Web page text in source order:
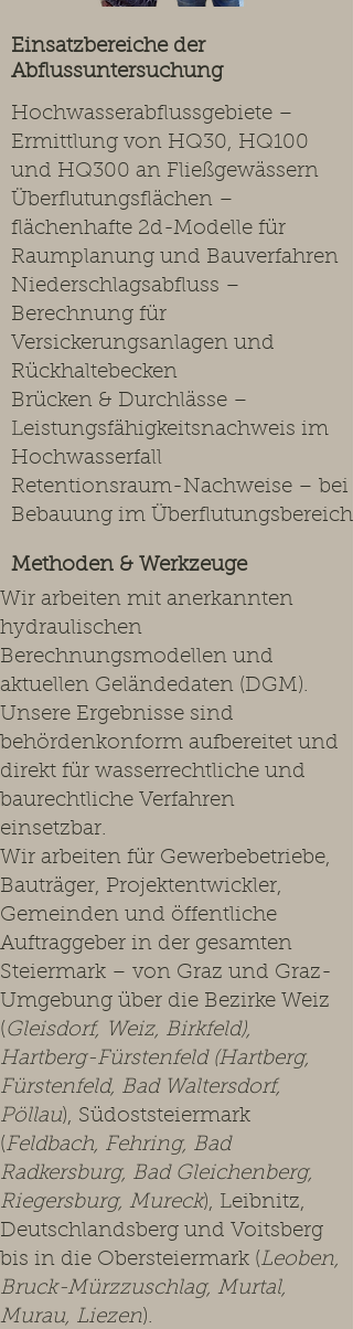
Einsatzbereiche der
Abflussuntersuchung
Hochwasserabflussgebiete –
Ermittlung von HQ30, HQ100
und HQ300 an Fließgewässern
Überflutungsflächen –
flächenhafte 2d-Modelle für
Raumplanung und Bauverfahren
Niederschlagsabfluss –
Berechnung für
Versickerungsanlagen und
Rückhaltebecken
Brücken & Durchlässe –
Leistungsfähigkeitsnachweis im
Hochwasserfall
Retentionsraum-Nachweise – bei
Bebauung im Überflutungsbereich
Methoden & Werkzeuge
Wir arbeiten mit anerkannten
hydraulischen
Berechnungsmodellen und
aktuellen Geländedaten (DGM).
Unsere Ergebnisse sind
behördenkonform aufbereitet und
direkt für wasserrechtliche und
baurechtliche Verfahren
einsetzbar.
Wir arbeiten für Gewerbebetriebe,
Bauträger, Projektentwickler,
Gemeinden und öffentliche
Auftraggeber in der gesamten
Steiermark – von Graz und Graz-
Umgebung über die Bezirke Weiz
(Gleisdorf, Weiz, Birkfeld),
Hartberg-Fürstenfeld (Hartberg,
Fürstenfeld, Bad Waltersdorf,
Pöllau), Südoststeiermark
(Feldbach, Fehring, Bad
Radkersburg, Bad Gleichenberg,
Riegersburg, Mureck), Leibnitz,
Deutschlandsberg und Voitsberg
bis in die Obersteiermark (Leoben,
Bruck-Mürzzuschlag, Murtal,
Murau, Liezen).